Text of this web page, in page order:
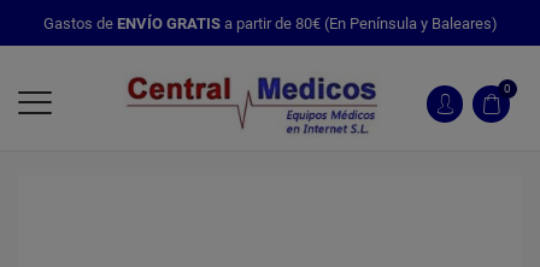
Gastos de ENVÍO GRATISa partir de 80€ (En Península y Baleares)
0